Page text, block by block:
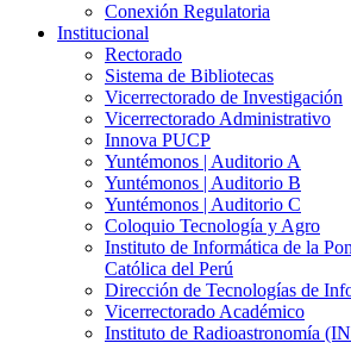
Conexión Regulatoria
Institucional
Rectorado
Sistema de Bibliotecas
Vicerrectorado de Investigación
Vicerrectorado Administrativo
Innova PUCP
Yuntémonos | Auditorio A
Yuntémonos | Auditorio B
Yuntémonos | Auditorio C
Coloquio Tecnología y Agro
Instituto de Informática de la
Católica del Perú
Dirección de Tecnologías de
Vicerrectorado Académico
Instituto de Radioastronomía